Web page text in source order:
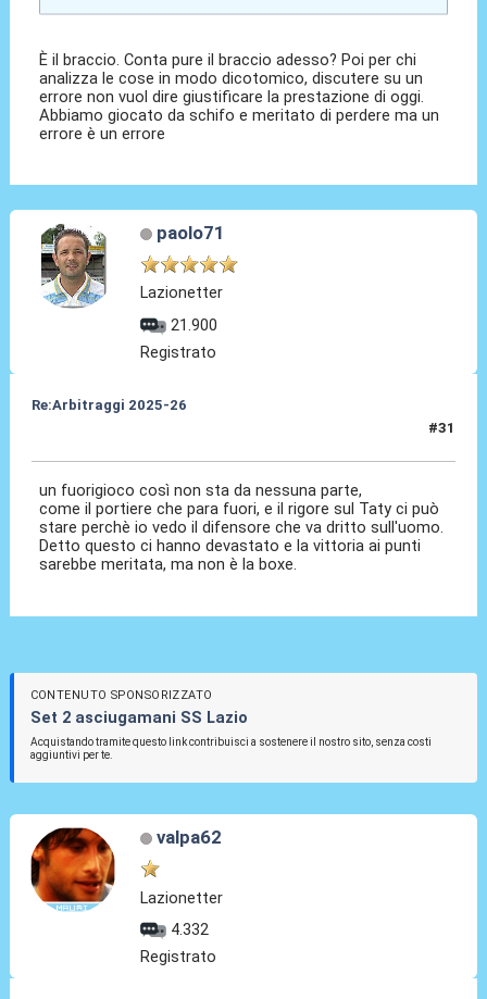
È il braccio. Conta pure il braccio adesso? Poi per chi
analizza le cose in modo dicotomico, discutere su un
errore non vuol dire giustificare la prestazione di oggi.
Abbiamo giocato da schifo e meritato di perdere ma un
errore è un errore
paolo71
Lazionetter
21.900
Registrato
Re:Arbitraggi 2025-26
#31
un fuorigioco così non sta da nessuna parte,
come il portiere che para fuori, e il rigore sul Taty ci può
stare perchè io vedo il difensore che va dritto sull'uomo.
Detto questo ci hanno devastato e la vittoria ai punti
sarebbe meritata, ma non è la boxe.
CONTENUTO SPONSORIZZATO
Set 2 asciugamani SS Lazio
Acquistando tramite questo link contribuisci a sostenere il nostro sito, senza costi
aggiuntivi per te.
valpa62
Lazionetter
4.332
Registrato